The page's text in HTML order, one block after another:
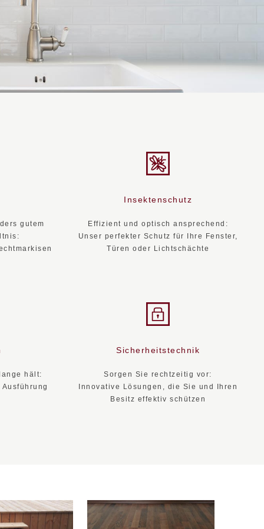
gutem
Insektenschutz
Effizient und optisch ansprechend:
Unser perfekter Schutz für Ihre Fenster,
Türen oder Lichtschächte
hält:
Sicherheitstechnik
Sorgen Sie rechtzeitig vor:
Innovative Lösungen, die Sie und Ihren
Besitz effektiv schützen